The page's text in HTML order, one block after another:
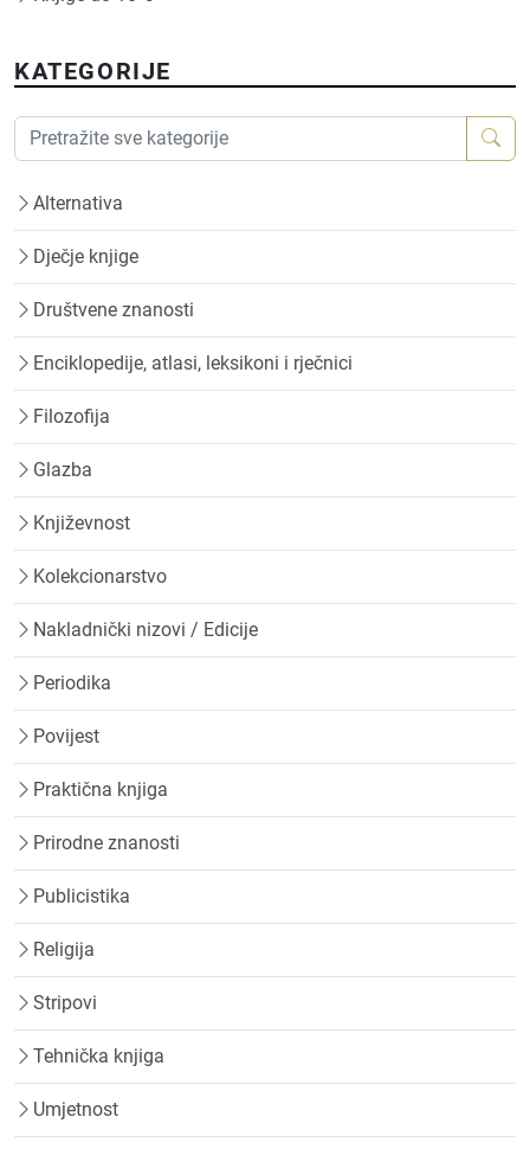
KATEGORIJE
Alternativa
Dječje knjige
Društvene znanosti
Enciklopedije, atlasi, leksikoni i rječnici
Filozofija
Glazba
Književnost
Kolekcionarstvo
Nakladnički nizovi / Edicije
Periodika
Povijest
Praktična knjiga
Prirodne znanosti
Publicistika
Religija
Stripovi
Tehnička knjiga
Umjetnost